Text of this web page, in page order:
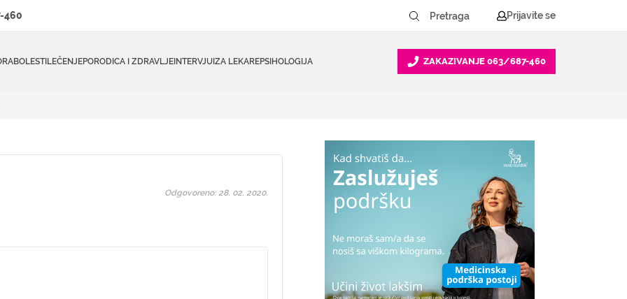
460 Prijavite se
BOLESTILEČENJEPORODICA I ZDRAVLJEINTERVJUIZA LEKAREPSIHOLOGIJA ZAKAZIVANJE 063/687-460
Odgovoreno: 28. 02. 2020.